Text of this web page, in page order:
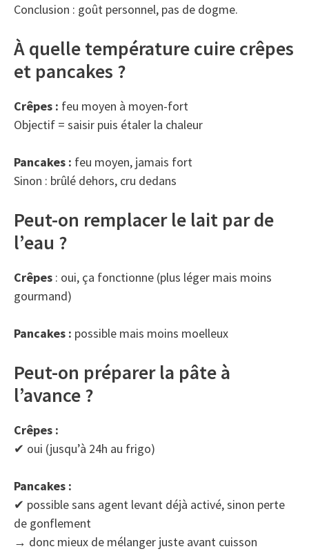
Conclusion : goût personnel, pas de dogme.
À quelle température cuire crêpes
et pancakes ?
Crêpes : feu moyen à moyen-fort
Objectif = saisir puis étaler la chaleur
Pancakes : feu moyen, jamais fort
Sinon : brûlé dehors, cru dedans
Peut-on remplacer le lait par de
l’eau ?
Crêpes : oui, ça fonctionne (plus léger mais moins
gourmand)
Pancakes : possible mais moins moelleux
Peut-on préparer la pâte à
l’avance ?
Crêpes :
✔ oui (jusqu’à 24h au frigo)
Pancakes :
✔ possible sans agent levant déjà activé, sinon perte
de gonflement
→ donc mieux de mélanger juste avant cuisson